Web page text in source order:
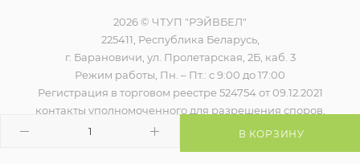
В КОРЗИНУ
2026 © ЧТУП "РЭЙВБЕЛ"
225411, Республика Беларусь,
г. Барановичи, ул. Пролетарская, 2Б, каб. 3
Режим работы, Пн. – Пт.: с 9:00 до 17:00
Регистрация в торговом реестре 524754 от 09.12.2021
контакты уполномоченного для разрешения споров,
наименование и контакты контролирующего органа)